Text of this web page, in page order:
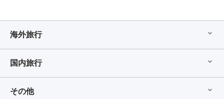
海外旅行
国内旅行
その他